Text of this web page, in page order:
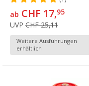
ab CHF 17,95
UVP CHF 25,11
Weitere Ausführungen
erhältlich